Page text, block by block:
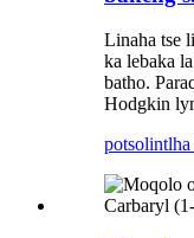
Linaha tse
ka lebaka
batho.
Hodgkin
potsolintlha